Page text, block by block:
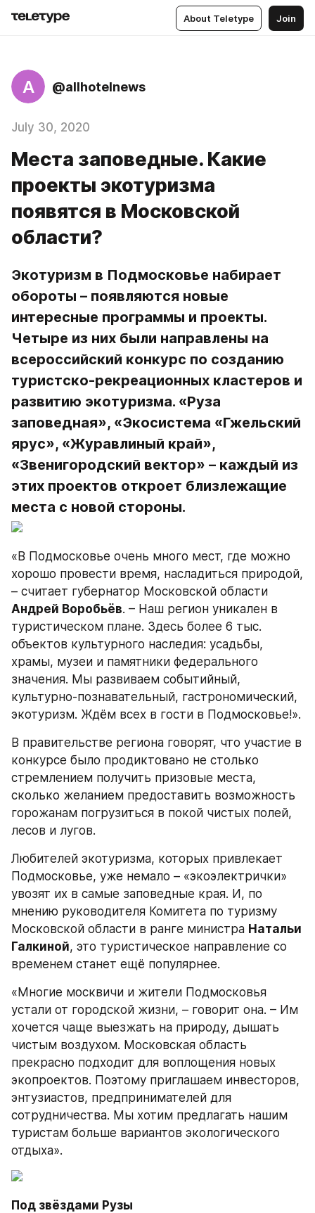
About Teletype Join
A @allhotelnews
July 30, 2020
Места заповедные. Какие
проекты экотуризма
появятся в Московской
области?
Экотуризм в Подмосковье набирает
обороты – появляются новые
интересные программы и проекты.
Четыре из них были направлены на
всероссийский конкурс по созданию
туристско-рекреационных кластеров и
развитию экотуризма. «Руза
заповедная», «Экосистема «Гжельский
ярус», «Журавлиный край»,
«Звенигородский вектор» – каждый из
этих проектов откроет близлежащие
места с новой стороны.
«В Подмосковье очень много мест, где можно
хорошо провести время, насладиться природой,
Андрей Воробьёв. – Наш регион уникален в
туристическом плане. Здесь более 6 тыс.
объектов культурного наследия: усадьбы,
храмы, музеи и памятники федерального
значения. Мы развиваем событийный,
культурно-познавательный, гастрономический,
экотуризм. Ждём всех в гости в Подмосковье!».
В правительстве региона говорят, что участие в
конкурсе было продиктовано не столько
стремлением получить призовые места,
сколько желанием предоставить возможность
горожанам погрузиться в покой чистых полей,
лесов и лугов.
Любителей экотуризма, которых привлекает
Подмосковье, уже немало – «экоэлектрички»
увозят их в самые заповедные края. И, по
мнению руководителя Комитета по туризму
Московской области в ранге министра Натальи
Галкиной, это туристическое направление со
временем станет ещё популярнее.
«Многие москвичи и жители Подмосковья
устали от городской жизни, – говорит она. – Им
хочется чаще выезжать на природу, дышать
чистым воздухом. Московская область
прекрасно подходит для воплощения новых
экопроектов. Поэтому приглашаем инвесторов,
энтузиастов, предпринимателей для
сотрудничества. Мы хотим предлагать нашим
туристам больше вариантов экологического
отдыха».
Под звёздами Рузы